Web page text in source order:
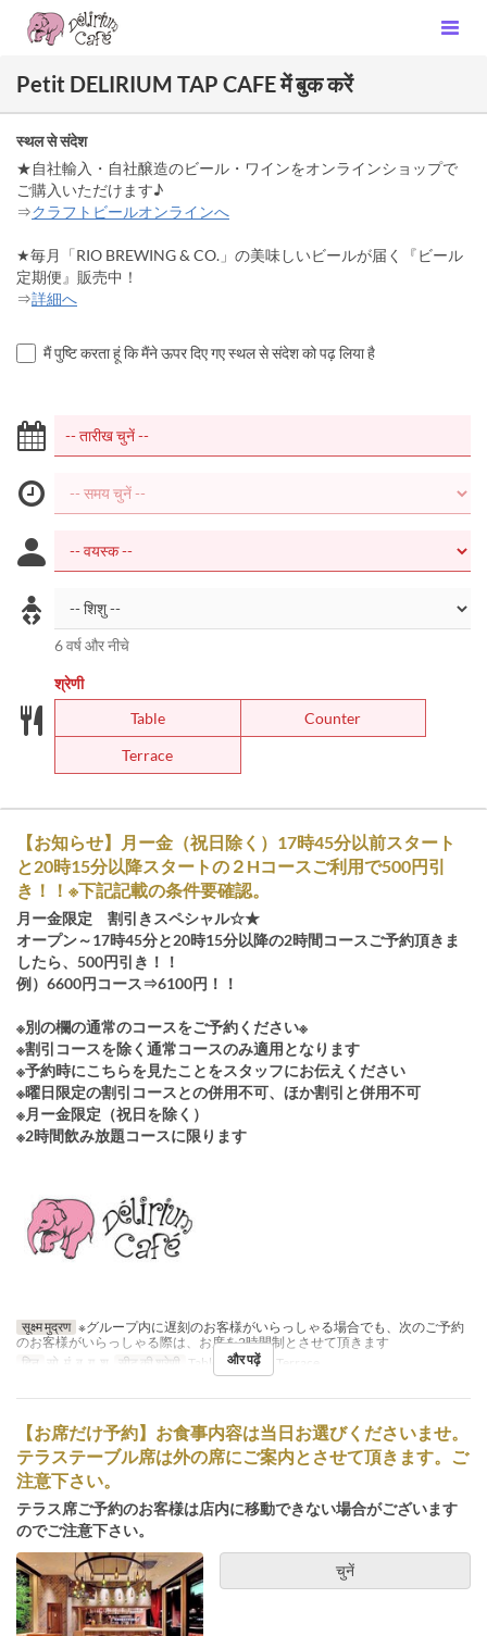
Petit DELIRIUM TAP CAFE में बुक करें
स्थल से संदेश
★自社輸入・自社醸造のビール・ワインをオンラインショップで
ご購入いただけます♪
⇒クラフトビールオンラインへ
★毎月「RIO BREWING & CO.」の美味しいビールが届く『ビール
定期便』販売中！
⇒詳細へ
मैं पुष्टि करता हूं कि मैंने ऊपर दिए गए स्थल से संदेश को पढ़ लिया है
6 वर्ष और नीचे
श्रेणी
Table
Counter
Terrace
【お知らせ】月ー金（祝日除く）17時45分以前スタート
と20時15分以降スタートの２Hコースご利用で500円引
き！！※下記記載の条件要確認。
月ー金限定 割引きスペシャル☆★
オープン～17時45分と20時15分以降の2時間コースご予約頂きま
したら、500円引き！！
例）6600円コース⇒6100円！！
※別の欄の通常のコースをご予約ください※
※割引コースを除く通常コースのみ適用となります
※予約時にこちらを見たことをスタッフにお伝えください
※曜日限定の割引コースとの併用不可、ほか割引と併用不可
※月ー金限定（祝日を除く）
※2時間飲み放題コースに限ります
सूक्ष्म मुद्रण ※グループ内に遅刻のお客様がいらっしゃる場合でも、次のご予約
のお客様がいらっしゃる際は、お席を2時間制とさせて頂きます
दिन
सो, मं, बु, गु, शु सीट की श्रेणी Table, Counter, Terrace
और पढ़ें
【お席だけ予約】お食事内容は当日お選びくださいませ。
テラステーブル席は外の席にご案内とさせて頂きます。ご
注意下さい。
テラス席ご予約のお客様は店内に移動できない場合がございます
のでご注意下さい。
चुनें